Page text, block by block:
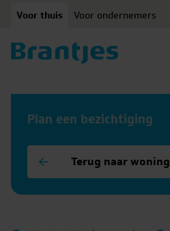
Voor thuis Voor ondernemers
Plan een bezichtiging
Terug naar woning